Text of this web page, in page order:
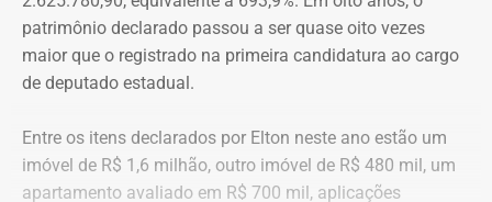
agressor. E o outro é o que vai acontecer com ela depois
que a denúncia for feita. Afinal, há o receio que alguma
brecha legal permita que o agressor, de alguma forma,
fique impune”, comenta.
Passados oito anos após as agrssões se tornarem
públicas nacionalmente, Cristiane cita qual o principal
patrimônio declarado passou a ser quase oito vezes
maior que o registrado na primeira candidatura ao cargo
de deputado estadual.
Entre os itens declarados por Elton neste ano estão um
imóvel de R$ 1,6 milhão, outro imóvel de R$ 480 mil, um
apartamento avaliado em R$ 700 mil, aplicações